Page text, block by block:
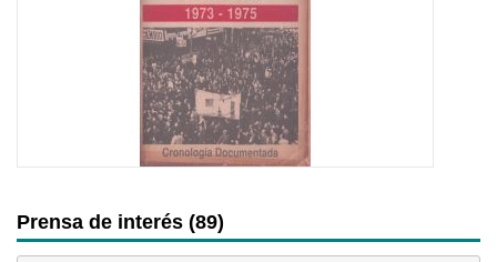
Prensa de interés (89)